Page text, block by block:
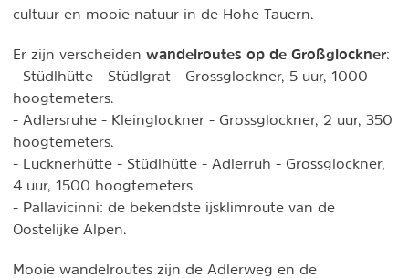
cultuur en mooie natuur in de Hohe Tauern.
Er zijn verscheiden wandelroutes op de Großglockner:
- Stüdlhütte - Stüdlgrat - Grossglockner, 5 uur, 1000
hoogtemeters.
- Adlersruhe - Kleinglockner - Grossglockner, 2 uur, 350
hoogtemeters.
- Lucknerhütte - Stüdlhütte - Adlerruh - Grossglockner,
4 uur, 1500 hoogtemeters.
- Pallavicinni: de bekendste ijsklimroute van de
Oostelijke Alpen.
Mooie wandelroutes zijn de Adlerweg en de